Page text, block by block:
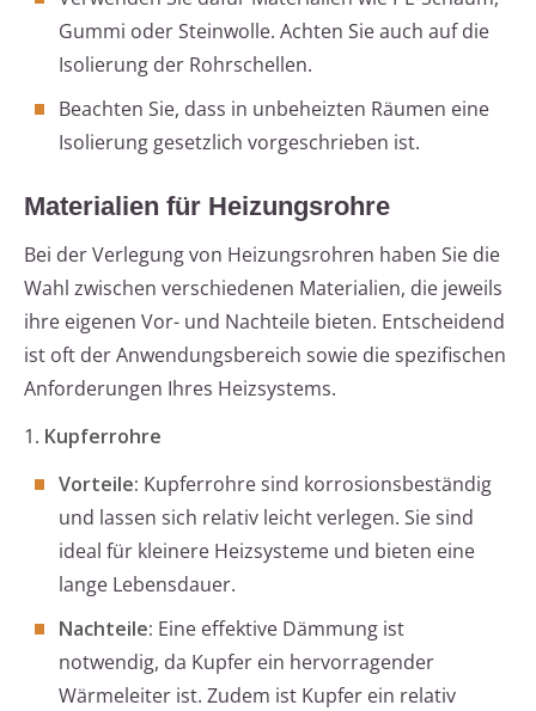
Gummi oder Steinwolle. Achten Sie auch auf die
Isolierung der Rohrschellen.
Beachten Sie, dass in unbeheizten Räumen eine
Isolierung gesetzlich vorgeschrieben ist.
Materialien für Heizungsrohre
Bei der Verlegung von Heizungsrohren haben Sie die
Wahl zwischen verschiedenen Materialien, die jeweils
ihre eigenen Vor- und Nachteile bieten. Entscheidend
ist oft der Anwendungsbereich sowie die spezifischen
Anforderungen Ihres Heizsystems.
1. Kupferrohre
Vorteile: Kupferrohre sind korrosionsbeständig
und lassen sich relativ leicht verlegen. Sie sind
ideal für kleinere Heizsysteme und bieten eine
lange Lebensdauer.
Nachteile: Eine effektive Dämmung ist
notwendig, da Kupfer ein hervorragender
Wärmeleiter ist. Zudem ist Kupfer ein relativ